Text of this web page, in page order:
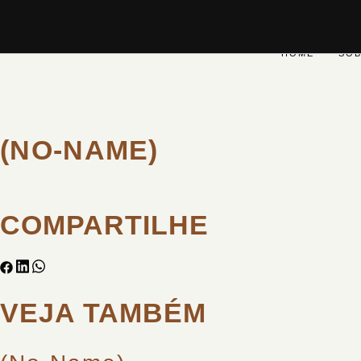
HOME
(NO-NAME)
COMPARTILHE
VEJA TAMBÉM